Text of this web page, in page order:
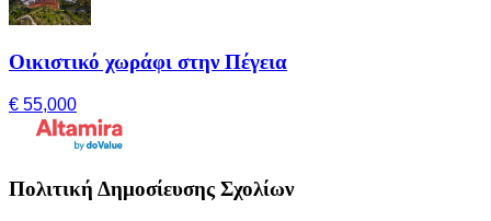
Οικιστικό χωράφι στην Πέγεια
€ 55,000
Πολιτική Δημοσίευσης Σχολίων